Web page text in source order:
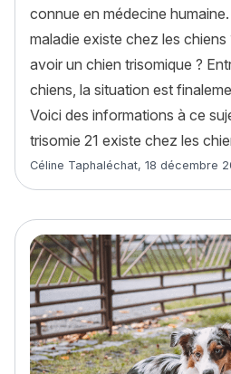
connue en médecine
maladie existe chez les
avoir un chien trisomique ?
chiens, la situation est
Voici des informations à ce
trisomie 21 existe chez les
Article rédigé par
Céline Taphaléchat, 18 décembre